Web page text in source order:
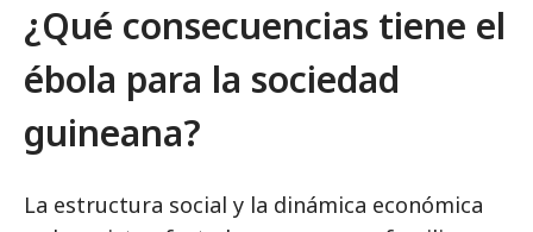
¿Qué consecuencias tiene el
ébola para la sociedad
guineana?
La estructura social y la dinámica económica